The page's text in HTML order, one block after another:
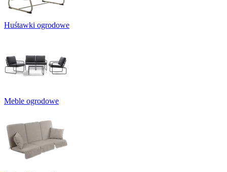
Huśtawki ogrodowe
Meble ogrodowe